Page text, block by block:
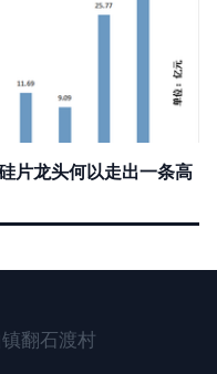
片龙头何以走出一条高
翻石渡村